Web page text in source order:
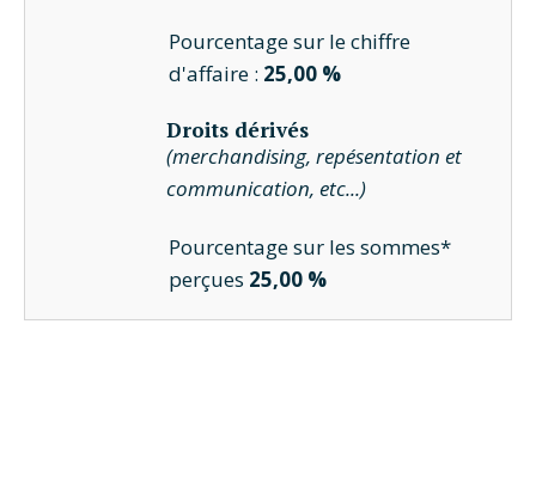
Pourcentage sur le chiffre
d'affaire : 25,00 %
Droits dérivés
(merchandising, repésentation et
communication, etc...)
Pourcentage sur les sommes*
perçues 25,00 %